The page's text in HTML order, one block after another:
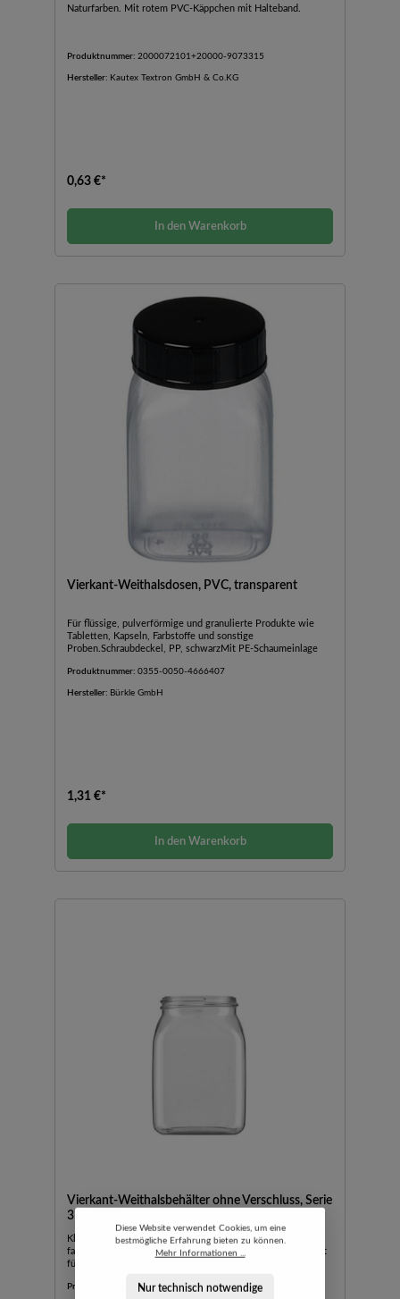
Naturfarben. Mit rotem PVC-Käppchen mit Halteband.
Produktnummer: 2000072101+20000-9073315
Hersteller: Kautex Textron GmbH & Co.KG
0,63 €*
In den Warenkorb
Vierkant-Weithalsdosen, PVC, transparent
Für flüssige, pulverförmige und granulierte Produkte wie
Tabletten, Kapseln, Farbstoffe und sonstige
Proben.Schraubdeckel, PP, schwarzMit PE-Schaumeinlage
Produktnummer: 0355-0050-4666407
Hersteller: Bürkle GmbH
1,31 €*
In den Warenkorb
Vierkant-Weithalsbehälter ohne Verschluss, Serie
310, PETG
Klarsichtig. Ohne Verschluss. Glasklar und brilliant für
farbechte Produktpräsentation. Die weite Halsöffnung sorgt
für leichtes Füllen und Reinigen.Verschlüsse bitte separat
Produktnummer: 2000074373-9073397
Diese Website verwendet Cookies, um eine
bestmögliche Erfahrung bieten zu können.
Mehr Informationen ...
Nur technisch notwendige